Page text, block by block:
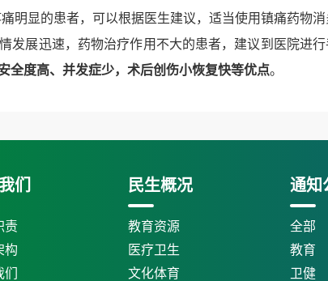
显的患者，可以根据医生建议，适当使用镇痛药物消
展迅速，药物治疗作用不大的患者，建议到医院进行
全度高、并发症少，术后创伤小恢复快等优点。
们
责
构
民生概况
教育资源
医疗卫生
文化体育
通知
全部
教育
卫健